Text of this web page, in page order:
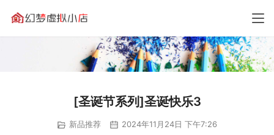
[圣诞节系列]圣诞快乐3
新品推荐 2024年11月24日 下午7:26